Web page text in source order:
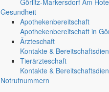
Görlitz-Markersdorf Am
Gesundheit
Apothekenbereitschaft
Apothekenbereitschaft in
Ärzteschaft
Kontakte &
Tierärzteschaft
Kontakte &
Notrufnummern